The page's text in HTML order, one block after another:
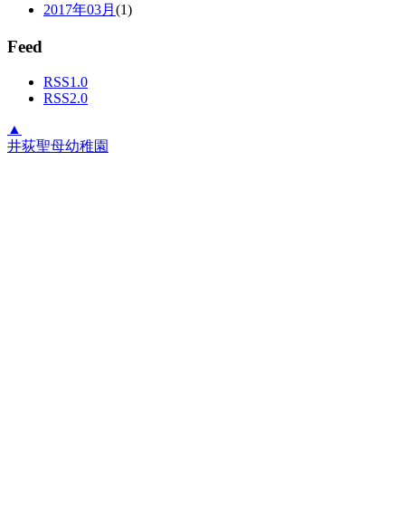
2017年03月 (1)
Feed
RSS1.0
RSS2.0
▲
井荻聖母幼稚園